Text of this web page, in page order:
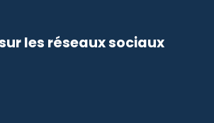
les réseaux sociaux